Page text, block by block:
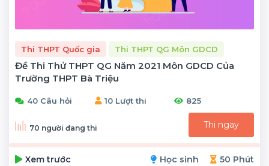
Thi THPT Quốc gia Thi THPT QG Môn GDCD
Đề Thi Thử THPT QG Năm 2021 Môn GDCD Của
Trường THPT Bà Triệu
40 Câu hỏi 10 Lượt thi 825
70 người đang thi Thi ngay
Xem trước Học sinh 50 Phút